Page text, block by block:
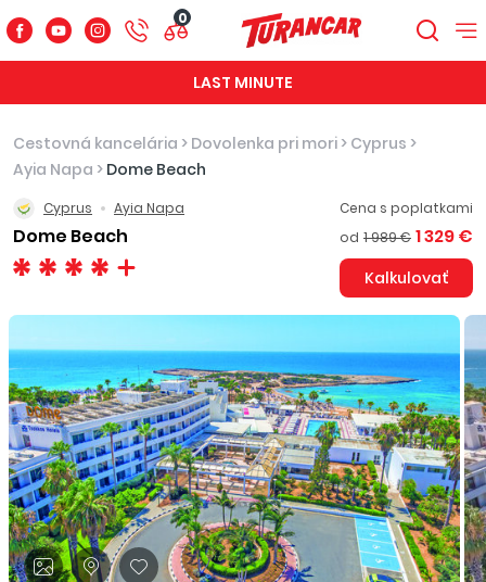
0
LAST MINUTE
Cestovná kancelária > Dovolenka pri mori > Cyprus >
Ayia Napa > Dome Beach
Cyprus Ayia Napa
Dome Beach
Cena s poplatkami
od 1 989 € 1 329 €
Kalkulovať